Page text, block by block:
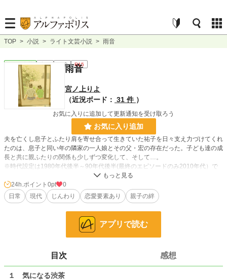
TOP > 小説 > ライト文芸小説 > 雨音
ライト文芸 完結 長編 R15
雨音
宮ノ上りよ
（近況ボード： 31 件 ）
お気に入りに追加して更新通知を受け取ろう
お気に入り追加
夫を亡くし息子とふたり肩を寄せ合って生きていた祐子を日々支え力づけてくれ
たのは、息子と同い年の隣家の一人娘とその父・宏の存在だった。子ども達の成
長と共に親ふたりの関係も少しずつ変化して、そして…。
※時代設定は1980年代後半～90年代後半(最終のエピソードのみ2010年代）で
す。現代と異なる点が多々あります。（学校週六日制等）
小説 228,836 位 / 228,836 件
9,588 位 / 9,588 件
0 pt
文字数 64,997
24h.ポイント 0pt
0
日常
現代 じんわり 恋愛要素あり 親子の絆
アプリで読む
目次 感想
１ 気になる渋茶